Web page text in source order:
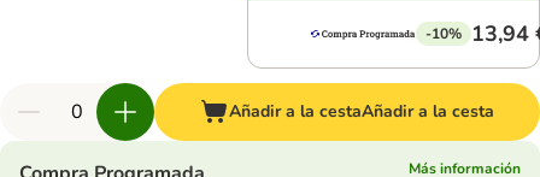
-10% 13,94
Añadir a la cestaAñadir a la cesta
Más información